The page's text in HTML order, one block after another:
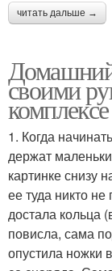
читать дальше →
своими
комплексе
1. Когда
держат
картинке снизу
ее туда никто
достала кольца
повисла, сама
опустила ножки